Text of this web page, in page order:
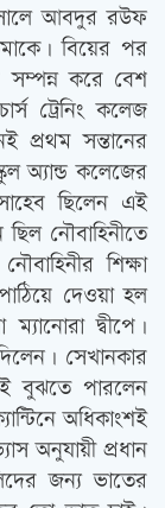
আবদুর রউফ
বিয়ের পর
সম্পন্ন করে বেশ
ট্রেনিং কলেজ
প্রথম সন্তানের
অ্যান্ড কলেজের
ছিলেন এই
ছিল নৌবাহিনীতে
শিক্ষা
দেওয়া হল
দ্বীপে।
সেখানকার
বুঝতে পারলেন
অধিকাংশই
অনুযায়ী প্রধান
জন্য ভাতের